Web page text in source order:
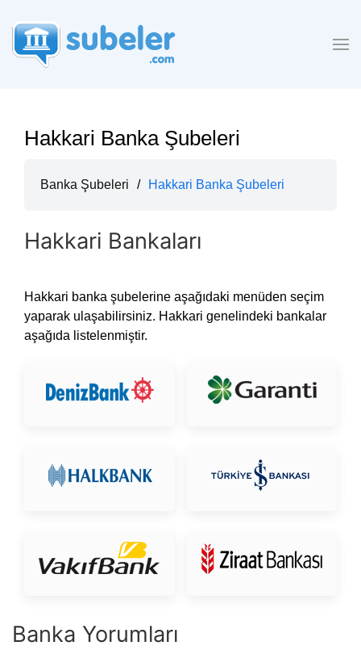
Hakkari Banka Şubeleri
Banka Şubeleri / Hakkari Banka Şubeleri
Hakkari Bankaları
Hakkari banka şubelerine aşağıdaki menüden seçim
yaparak ulaşabilirsiniz. Hakkari genelindeki bankalar
aşağıda listelenmiştir.
Banka Yorumları